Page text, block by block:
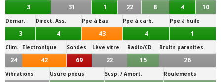
3 31 1 22 8 4 10
Démar. Direct. Ass. Ppe à Eau Ppe à carb. Ppe à huile
3 4 43 4 1
Clim. Electronique Sondes Lève vitre Radio/CD Bruits parasites
24 42 69 22 15 26
Vibrations Usure pneus Susp. / Amort. Roulements